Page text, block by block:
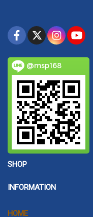
@msp168
SHOP
INFORMATION
HOME